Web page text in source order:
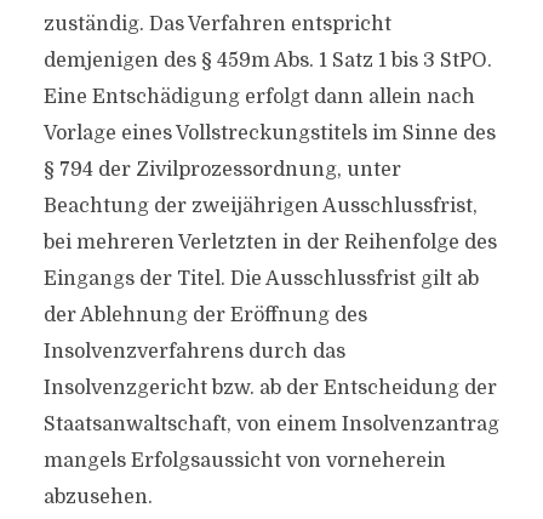
zuständig. Das Verfahren entspricht
demjenigen des § 459m Abs. 1 Satz 1 bis 3 StPO.
Eine Entschädigung erfolgt dann allein nach
Vorlage eines Vollstreckungstitels im Sinne des
§ 794 der Zivilprozessordnung, unter
Beachtung der zweijährigen Ausschlussfrist,
bei mehreren Verletzten in der Reihenfolge des
Eingangs der Titel. Die Ausschlussfrist gilt ab
der Ablehnung der Eröffnung des
Insolvenzverfahrens durch das
Insolvenzgericht bzw. ab der Entscheidung der
Staatsanwaltschaft, von einem Insolvenzantrag
mangels Erfolgsaussicht von vorneherein
abzusehen.